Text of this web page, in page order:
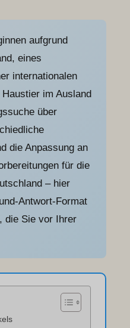
aufgrund
eines
internationalen
im Ausland
über
die Anpassung an
für die
– hier
Antwort-Format
die Sie vor Ihrer